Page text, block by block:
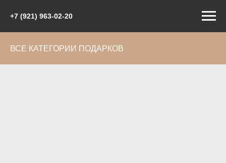
+7 (921) 963-02-20
ВСЕ КАТЕГОРИИ ПОДАРКОВ